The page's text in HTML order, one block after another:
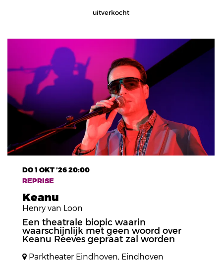
uitverkocht
Keanu
Henry van Loon
REPRISE
DO 1 OKT ’2620:00
Een theatrale biopic waarin
waarschijnlijk met geen woord over
Keanu Reeves gepraat zal worden
Parktheater Eindhoven, Eindhoven